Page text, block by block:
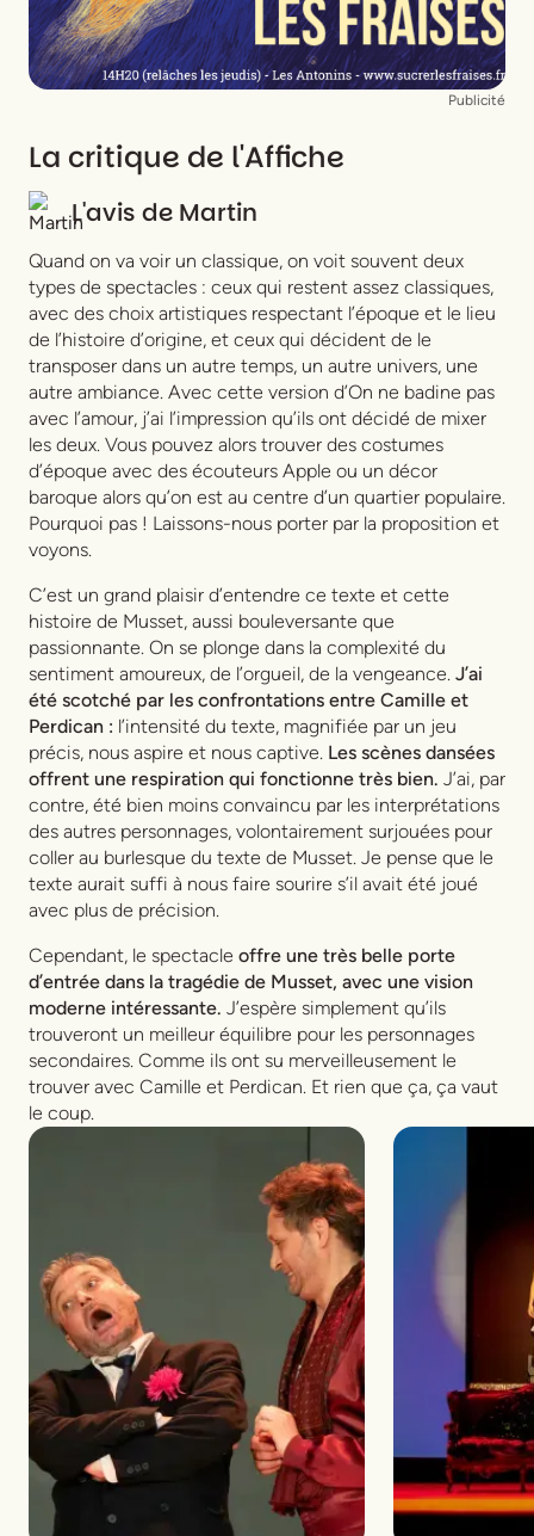
Publicité
La critique de l'Affiche
L'avis de Martin
Quand on va voir un classique, on voit souvent deux
types de spectacles : ceux qui restent assez classiques,
avec des choix artistiques respectant l’époque et le lieu
de l’histoire d’origine, et ceux qui décident de le
transposer dans un autre temps, un autre univers, une
autre ambiance. Avec cette version d’On ne badine pas
avec l’amour, j’ai l’impression qu’ils ont décidé de mixer
les deux. Vous pouvez alors trouver des costumes
d’époque avec des écouteurs Apple ou un décor
baroque alors qu’on est au centre d’un quartier populaire.
Pourquoi pas ! Laissons-nous porter par la proposition et
voyons.
C’est un grand plaisir d’entendre ce texte et cette
histoire de Musset, aussi bouleversante que
passionnante. On se plonge dans la complexité du
sentiment amoureux, de l’orgueil, de la vengeance. J’ai
été scotché par les confrontations entre Camille et
Perdican : l’intensité du texte, magnifiée par un jeu
précis, nous aspire et nous captive. Les scènes dansées
offrent une respiration qui fonctionne très bien. J’ai, par
contre, été bien moins convaincu par les interprétations
des autres personnages, volontairement surjouées pour
coller au burlesque du texte de Musset. Je pense que le
texte aurait suffi à nous faire sourire s’il avait été joué
avec plus de précision.
Cependant, le spectacle offre une très belle porte
d’entrée dans la tragédie de Musset, avec une vision
moderne intéressante. J’espère simplement qu’ils
trouveront un meilleur équilibre pour les personnages
secondaires. Comme ils ont su merveilleusement le
trouver avec Camille et Perdican. Et rien que ça, ça vaut
le coup.